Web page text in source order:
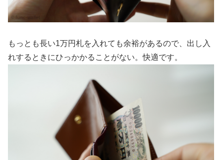
もっとも長い1万円札を入れても余裕があるので、出し入
れするときにひっかかることがない。快適です。